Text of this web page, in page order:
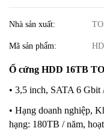
Nhà sản xuất:
Mã sản phẩm:
Ổ cứng HDD 16TB
• 3,5 inch, SATA 6
• Hạng doanh nghiệp,
hạng: 180TB / năm,